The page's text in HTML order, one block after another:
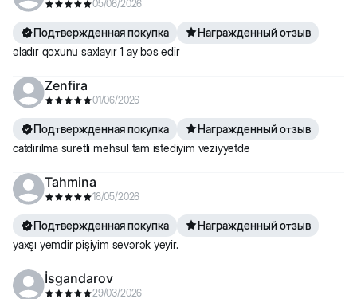
05/06/2026
Подтвержденная покупка
Награжденный отзыв
əladır qoxunu saxlayır 1 ay bəs edir
Zenfira
01/06/2026
Подтвержденная покупка
Награжденный отзыв
catdirilma suretli mehsul tam istediyim veziyyetde
Tahmina
18/05/2026
Подтвержденная покупка
Награжденный отзыв
yaxşı yemdir pişiyim sevərək yeyir.
İsgandarov
29/03/2026